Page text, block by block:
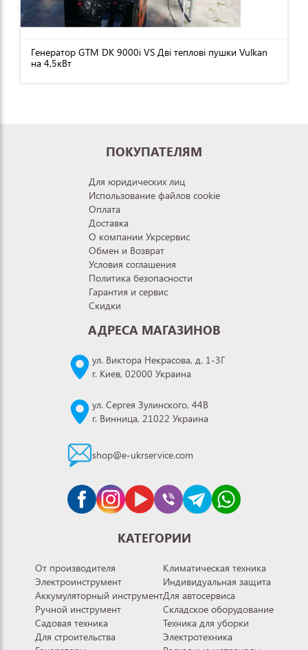
Генератор GTM DK 9000i VS Дві теплові пушки Vulkan
на 4,5кВт
ПОКУПАТЕЛЯМ
Для юридических лиц
Использование файлов cookie
Оплата
Доставка
О компании Укрсервис
Обмен и Возврат
Условия соглашения
Политика безопасности
Гарантия и сервис
Скидки
АДРЕСА МАГАЗИНОВ
ул. Виктора Некрасова, д. 1-3Г
г. Киев, 02000 Украина
ул. Сергея Зулинского, 44В
г. Винница, 21022 Украина
shop@e-ukrservice.com
КАТЕГОРИИ
От производителя
Электроинструмент
Аккумуляторный инструмент
Ручной инструмент
Садовая техника
Для строительства
Климатическая техника
Индивидуальная защита
Для автосервиса
Складское оборудование
Техника для уборки
Электротехника